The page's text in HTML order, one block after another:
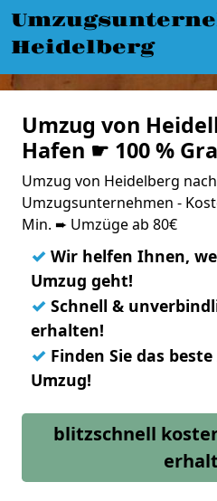
Heidelberg
Umzug von
Hafen ☛ 100 %
Umzug von Heidelberg
Umzugsunternehmen -
Min. ➨ Umzüge ab 80€
✓ Wir helfen Ihnen,
Umzug geht!
✓ Schnell &
erhalten!
✓ Finden Sie das
Umzug!
blitzschnell